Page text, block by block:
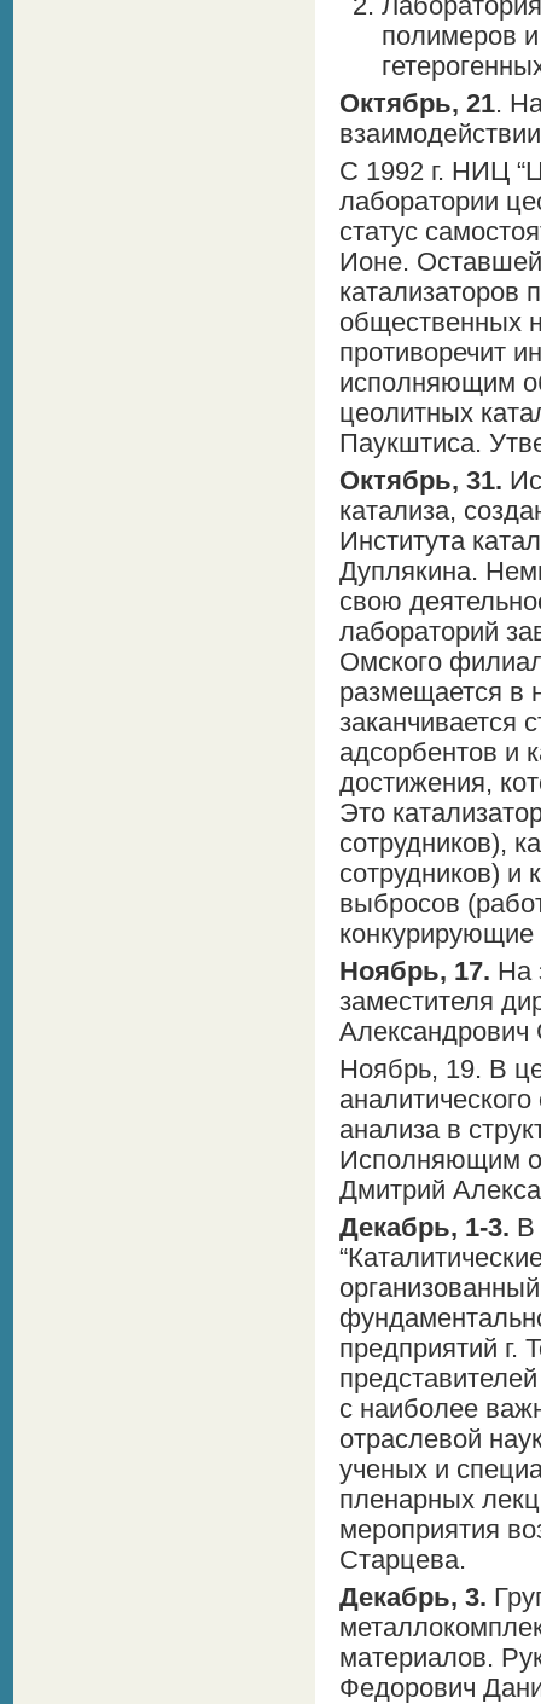
полимеров
Октябрь, 21.
С 1992 г. НИЦ
лаборатории
статус
Ионе.
катализаторов
общественных
противоречит
исполняющим
цеолитных
Паукштиса.
Октябрь, 31.
катализа,
Института
Дуплякина.
свою
лабораторий
Омского
размещается в
заканчивается
адсорбентов и
достижения,
Это
сотрудников),
сотрудников)
выбросов
Ноябрь, 17. На
заместителя
Александрович
Ноябрь, 19. В
анализа в
Исполняющим
Дмитрий
Декабрь, 1-3. В
предприятий г.
с наиболее
отраслевой
ученых и
пленарных
мероприятия
Старцева.
Декабрь, 3.
материалов.
Федорович